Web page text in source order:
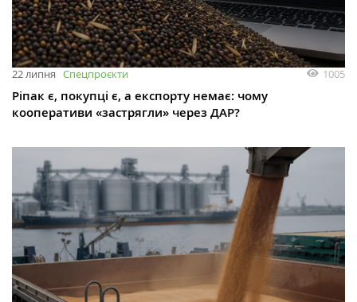
22 липня Спецпроєкти 1005
Ріпак є, покупці є, а експорту немає: чому
кооперативи «застрягли» через ДАР?